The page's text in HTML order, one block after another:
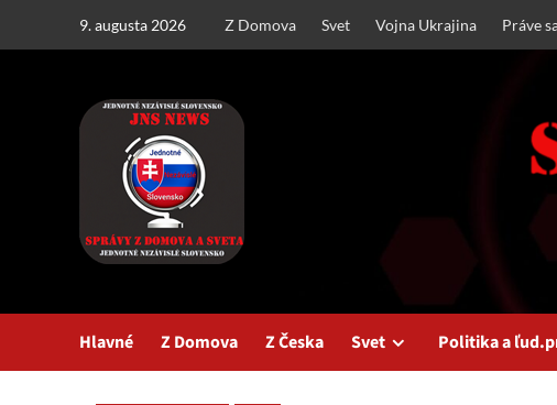
9. augusta 2026 Z Domova Svet Vojna Ukrajina Práve
Hlavné Z Domova Z Česka Svet Politika a